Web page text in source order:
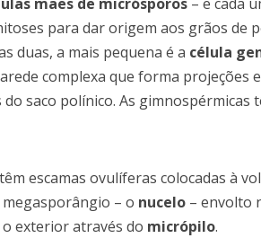
para dar origem aos grãos de
duas, a mais pequena é a célula
complexa que forma projeções
saco polínico. As
escamas ovulíferas colocadas à
– o nucelo – envolto
o exterior através do micrópilo.